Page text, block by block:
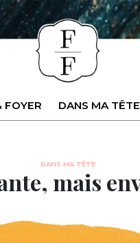
FOYER DANS MA TÊTE
DANS MA TÊTE
mais